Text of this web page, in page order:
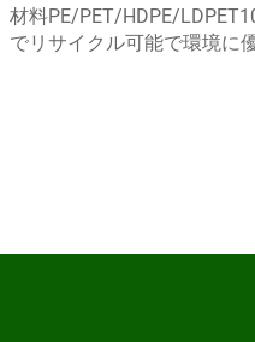
ボトル パイピングノ
食品グレードパッケー
材料PE/PET/HDPE/
でリサイクル可能で環境に